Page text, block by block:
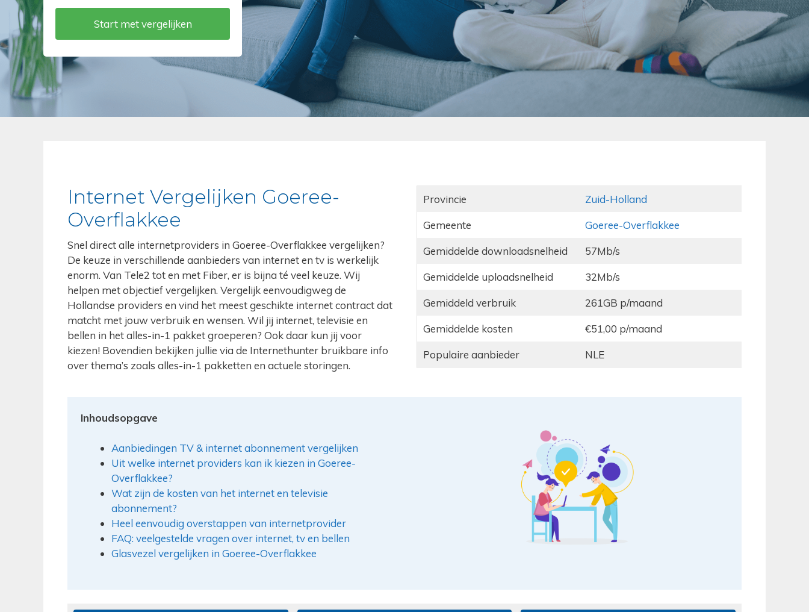
Internet Vergelijken Goeree-
Overflakkee
Snel direct alle internetproviders in Goeree-Overflakkee vergelijken?
De keuze in verschillende aanbieders van internet en tv is werkelijk
enorm. Van Tele2 tot en met Fiber, er is bijna té veel keuze. Wij
helpen met objectief vergelijken. Vergelijk eenvoudigweg de
Hollandse providers en vind het meest geschikte internet contract dat
matcht met jouw verbruik en wensen. Wil jij internet, televisie en
bellen in het alles-in-1 pakket groeperen? Ook daar kun jij voor
kiezen! Bovendien bekijken jullie via de Internethunter bruikbare info
over thema’s zoals alles-in-1 pakketten en actuele storingen.
Provincie Zuid-Holland
Gemeente Goeree-Overflakkee
Gemiddelde downloadsnelheid 57Mb/s
Gemiddelde uploadsnelheid 32Mb/s
Gemiddeld verbruik 261GB p/maand
Gemiddelde kosten €51,00 p/maand
Populaire aanbieder NLE
Inhoudsopgave
Aanbiedingen TV & internet abonnement vergelijken
Uit welke internet providers kan ik kiezen in Goeree-
Overflakkee?
Wat zijn de kosten van het internet en televisie
abonnement?
Heel eenvoudig overstappen van internetprovider
FAQ: veelgestelde vragen over internet, tv en bellen
Glasvezel vergelijken in Goeree-Overflakkee